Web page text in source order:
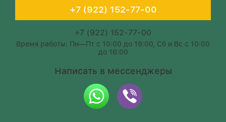
+7 (922) 152-77-00
+7 (922) 152-77-00
Время работы: Пн—Пт с 10:00 до 19:00, Сб и Вс с 10:00
до 16:00
Написать в мессенджеры